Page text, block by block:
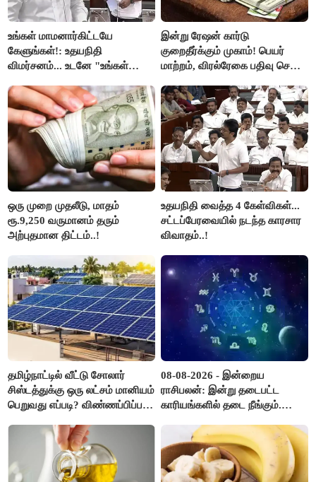
உங்கள் மாமனார்கிட்டயே
கேளுங்கள்!: உதயநிதி
விமர்சனம்... உடனே "உங்கள்
ஆதவ் அர்ஜுனா பதிலடி!
இன்று ரேஷன் கார்டு
குறைதீர்க்கும் முகாம்! பெயர்
மாற்றம், விரல்ரேகை பதிவு செய்ய
ஒரு முறை முதலீடு, மாதம்
ரூ.9,250 வருமானம் தரும்
அற்புதமான திட்டம்..!
உதயநிதி வைத்த 4 கேள்விகள்...
சட்டப்பேரவையில் நடந்த காரசார
விவாதம்..!
தமிழ்நாட்டில் வீட்டு சோலார்
சிஸ்டத்துக்கு ஒரு லட்சம் மானியம்
பெறுவது எப்படி? விண்ணப்பிப்பது
08-08-2026 - இன்றைய
ராசிபலன்: இன்று தடைபட்ட
காரியங்களில் தடை நீங்கும்.
இருக்கும். ஆன்மீக எண்ணம்
அதிகரிக்கும்..!